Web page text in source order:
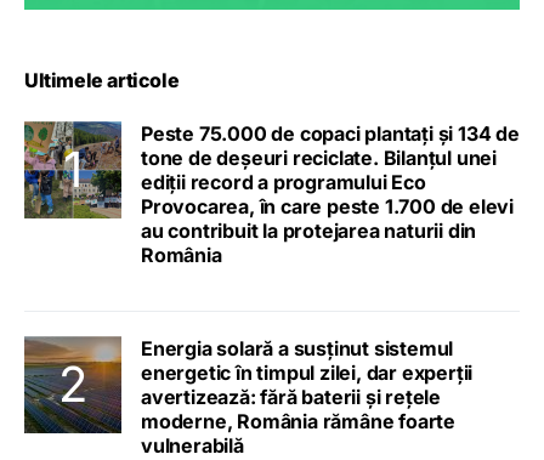
Ultimele articole
Peste 75.000 de copaci plantați și 134 de
tone de deșeuri reciclate. Bilanțul unei
ediții record a programului Eco
Provocarea, în care peste 1.700 de elevi
au contribuit la protejarea naturii din
România
Energia solară a susținut sistemul
energetic în timpul zilei, dar experții
avertizează: fără baterii și rețele
moderne, România rămâne foarte
vulnerabilă